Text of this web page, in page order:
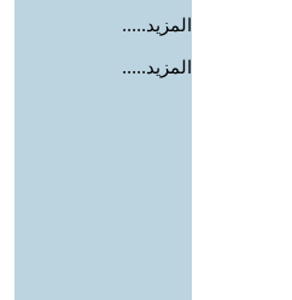
المزيد.....
المزيد.....